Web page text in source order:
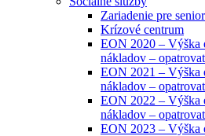
Zariadenie pre
Krízové centrum
EON 2020 – Výška
nákladov –
EON 2021 – Výška
nákladov –
EON 2022 – Výška
nákladov –
EON 2023 – Výška